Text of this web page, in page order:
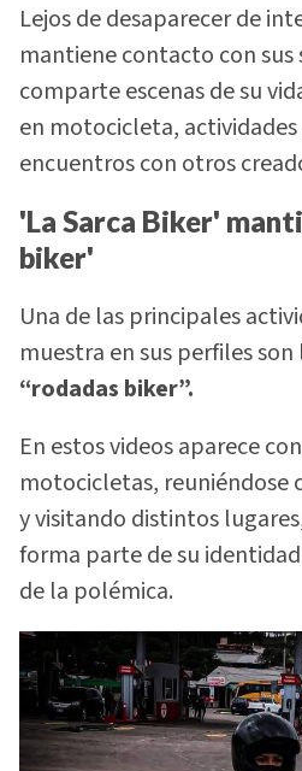
Lejos de desaparecer de
mantiene contacto con sus
comparte escenas de su
en motocicleta,
encuentros con otros
'La Sarca Biker'
biker'
Una de las principales
muestra en sus perfiles
“rodadas biker”.
En estos videos aparece
motocicletas, reuniéndose
y visitando distintos
forma parte de su
de la polémica.